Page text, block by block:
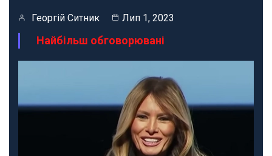
Георгій Ситник Лип 1, 2023
Найбільш обговорювані